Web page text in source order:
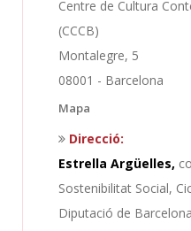
Centre de Cultura
(CCCB)
Montalegre, 5
08001 - Barcelona
Mapa
Direcció:
Estrella Argüelles,
Sostenibilitat Social,
Diputació de Barcelona